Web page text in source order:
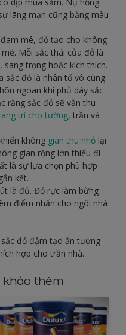
lãng mạn cũng bằng màu
mê, đỏ tạo cho không
Mỗi sắc thái của đỏ là
sang trọng hoặc kích thích.
sắc đỏ là nhân tố vô cùng
ngoan khi phủ dày sắc
rằng sắc đỏ sẽ vẫn thu
trí cho tường, trần và
không gian thu nhỏ lại
gian rộng lớn thiếu đi
là sự lựa chọn phù hợp
kết.
là đủ. Đỏ rực làm bừng
điểm nhấn cho ngôi nhà
sắc đỏ đậm tạo ấn tượng
hợp cho trần nhà.
thêm